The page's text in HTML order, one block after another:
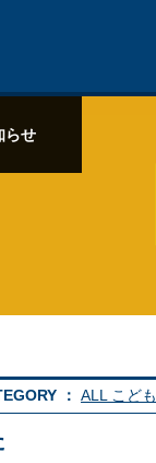
らせ
： ALL こども